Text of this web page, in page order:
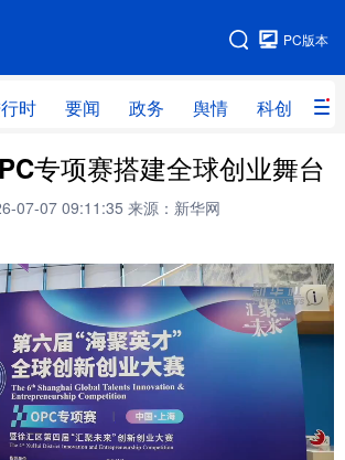
PC版本
时 要闻 政务 舆情 科创 产
网站地图
学习进行时 要闻 政务
科创 产经
教育 民生 文化
体育 健康 图片
廉政 原创 长三角频道
专项赛搭建全球创业舞台
07-07 09:11:35 来源：新华网